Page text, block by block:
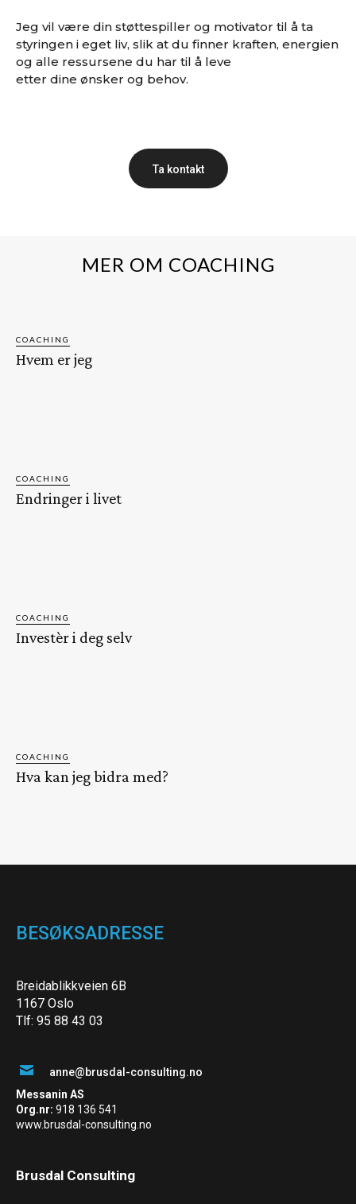
Jeg vil være din støttespiller og motivator til å ta
styringen i eget liv, slik at du finner kraften, energien
og alle ressursene du har til å leve
etter dine ønsker og behov.
Ta kontakt
MER OM COACHING
COACHING
Hvem er jeg
COACHING
Endringer i livet
COACHING
Investèr i deg selv
COACHING
Hva kan jeg bidra med?
BESØKSADRESSE
Breidablikkveien 6B
1167 Oslo
Tlf: 95 88 43 03
anne@brusdal-consulting.no
Messanin AS
Org.nr: 918 136 541
www.brusdal-consulting.no
Brusdal Consulting